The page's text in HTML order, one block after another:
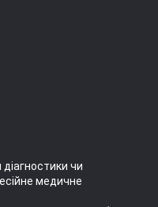
чи
медичне